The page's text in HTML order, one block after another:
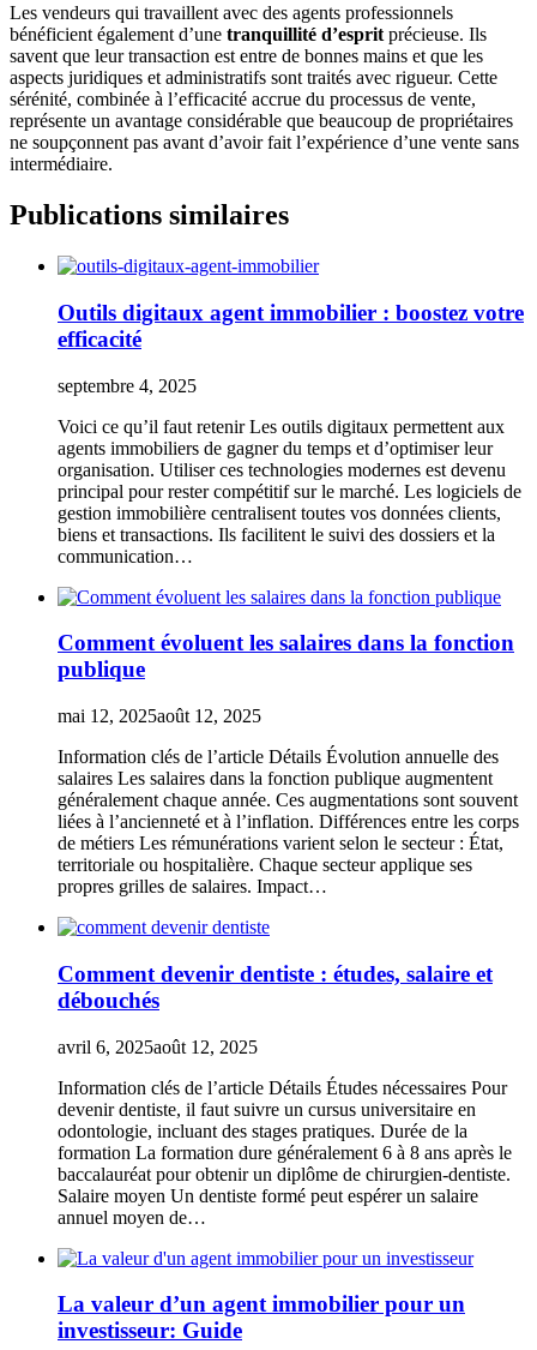
Les vendeurs qui travaillent avec des agents professionnels
bénéficient également d’une tranquillité d’espritprécieuse. Ils
savent que leur transaction est entre de bonnes mains et que les
aspects juridiques et administratifs sont traités avec rigueur. Cette
sérénité, combinée à l’efficacité accrue du processus de vente,
représente un avantage considérable que beaucoup de propriétaires
ne soupçonnent pas avant d’avoir fait l’expérience d’une vente sans
intermédiaire.
Publications similaires
Outils digitaux agent immobilier : boostez votre
efficacité
septembre 4, 2025
Voici ce qu’il faut retenir Les outils digitaux permettent aux
agents immobiliers de gagner du temps et d’optimiser leur
organisation. Utiliser ces technologies modernes est devenu
principal pour rester compétitif sur le marché. Les logiciels de
gestion immobilière centralisent toutes vos données clients,
biens et transactions. Ils facilitent le suivi des dossiers et la
communication…
Comment évoluent les salaires dans la fonction
publique
mai 12, 2025août 12, 2025
Information clés de l’article Détails Évolution annuelle des
salaires Les salaires dans la fonction publique augmentent
généralement chaque année. Ces augmentations sont souvent
liées à l’ancienneté et à l’inflation. Différences entre les corps
de métiers Les rémunérations varient selon le secteur : État,
territoriale ou hospitalière. Chaque secteur applique ses
propres grilles de salaires. Impact…
Comment devenir dentiste : études, salaire et
débouchés
avril 6, 2025août 12, 2025
Information clés de l’article Détails Études nécessaires Pour
devenir dentiste, il faut suivre un cursus universitaire en
odontologie, incluant des stages pratiques. Durée de la
formation La formation dure généralement 6 à 8 ans après le
baccalauréat pour obtenir un diplôme de chirurgien-dentiste.
Salaire moyen Un dentiste formé peut espérer un salaire
annuel moyen de…
La valeur d’un agent immobilier pour un
investisseur: Guide